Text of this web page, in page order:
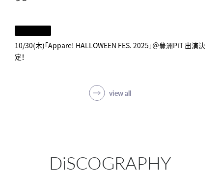
view all
10/30(木)「Appare! HALLOWEEN FES. 2025」＠豊洲PiT 出演決
定！
DiSCOGRAPHY